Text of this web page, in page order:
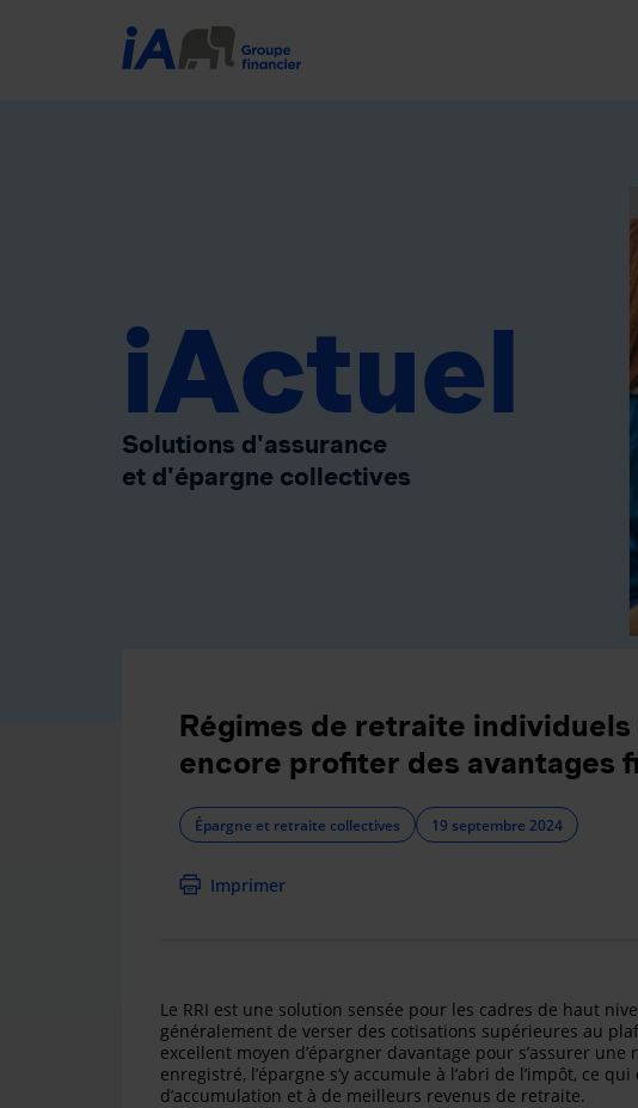
iActuel
Solutions d'assurance
et d'épargne collectives
Régimes de retraite
encore profiter des avantages
Épargne et retraite collectives 19 septembre 2024
Imprimer
Le RRI est une solution sensée pour les cadres de haut
généralement de verser des cotisations supérieures au
excellent moyen d’épargner davantage pour s’assurer
enregistré, l’épargne s’y accumule à l’abri de l’impôt, ce
d’accumulation et à de meilleurs revenus de retraite.